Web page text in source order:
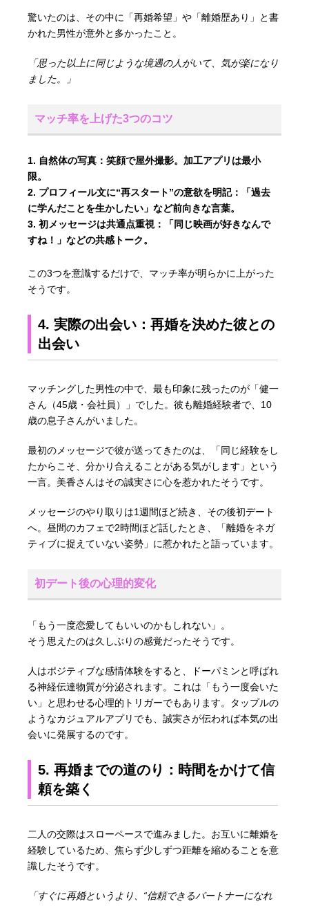
驚いたのは、その中に「再婚希望」や「離婚歴あり」と書
かれた男性が意外と多かったこと。
「思った以上に同じような境遇の人がいて、気が楽になり
ました。」
マッチ率を上げた3つのコツ
自然体の写真：笑顔で屋外撮影。加工アプリは最小
限。
プロフィール文に“再スタート”の意欲を明記：
「過去
に学んだことを生かしたい」など前向きな言葉。
初メッセージは共通点重視：
「同じ映画が好きなんで
すね！」などの共感トーク。
この3つを意識するだけで、マッチ率が明らかに上がった
そうです。
4. 実際の出会い：再婚を決めた彼との
出会い
マッチングした男性の中で、最も印象に残ったのが「健一
さん（45歳・会社員）」でした。彼も離婚経験者で、10
歳の息子さんがいました。
最初のメッセージで彼が送ってきたのは、「同じ経験をし
たからこそ、分かり合えることがある気がします」という
一言。美香さんはその誠実さに心を惹かれたそうです。
メッセージのやり取りは1週間ほど続き、その後初デート
へ。昼間のカフェで2時間ほど話したとき、「離婚をネガ
ティブに捉えていない姿勢」に惹かれたと語っています。
初デート後の心理的変化
「もう一度恋愛してもいいのかもしれない」。
そう思えたのは久しぶりの感覚だったそうです。
人はポジティブな感情体験をすると、ドーパミンと呼ばれ
る神経伝達物質が分泌されます。これは「もう一度会いた
い」と思わせる心理的トリガーでもあります。タップルの
ようなカジュアルアプリでも、誠実さが伝われば本気の出
会いに発展するのです。
5. 再婚までの道のり：時間をかけて信
頼を築く
二人の交際はスローペースで進みました。お互いに離婚を
経験しているため、焦らず少しずつ距離を縮めることを意
識したそうです。
「すぐに再婚というより、“信頼できるパートナーになれ